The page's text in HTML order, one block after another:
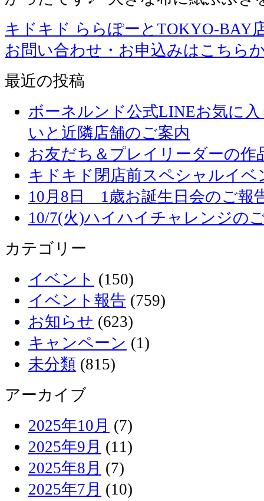
キドキド ららぽーとTOKYO-BAY
お問い合わせ・お申込みはこちら
最近の投稿
ボーネルンド公式LINEお気に
いと近隣店舗のご案内
お友だち＆プレイリーダーの作
キドキド閉店前スペシャルイベ
10月8日 1歳お誕生日会のご報
10/7(火)ハイハイチャレンジの
カテゴリー
イベント (150)
イベント報告 (759)
お知らせ (623)
キャンペーン (1)
未分類 (815)
アーカイブ
2025年10月 (7)
2025年9月 (11)
2025年8月 (7)
2025年7月 (10)